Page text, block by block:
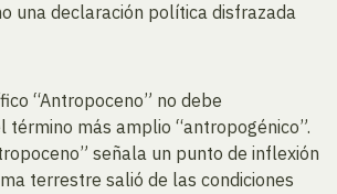
una declaración política disfrazada
“Antropoceno” no debe
término más amplio “antropogénico”.
señala un punto de inflexión
terrestre salió de las condiciones